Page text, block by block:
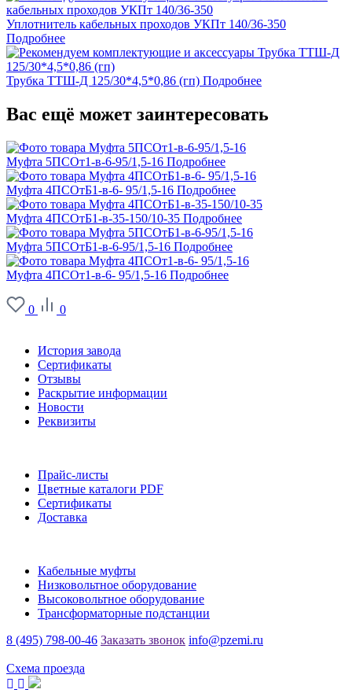
Уплотнитель кабельных проходов УКПт 140/36-350
Подробнее
Трубка ТТШ-Д 125/30*4,5*0,86 (гп) Подробнее
Вас ещё может заинтересовать
Муфта 5ПСОт1-в-6-95/1,5-16 Подробнее
Муфта 4ПСОтБ1-в-6- 95/1,5-16 Подробнее
Муфта 4ПСОтБ1-в-35-150/10-35 Подробнее
Муфта 5ПСОтБ1-в-6-95/1,5-16 Подробнее
Муфта 4ПСОт1-в-6- 95/1,5-16 Подробнее
0
0
История завода
Сертификаты
Отзывы
Раскрытие информации
Новости
Реквизиты
Прайс-листы
Цветные каталоги PDF
Сертификаты
Доставка
Кабельные муфты
Низковольтное оборудование
Высоковольтное оборудование
Трансформаторные подстанции
8 (495) 798-00-46 Заказать звонок info@pzemi.ru
Схема проезда